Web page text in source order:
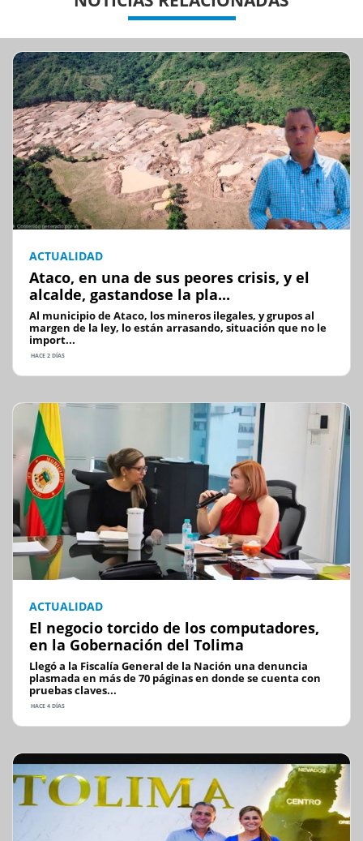
ACTUALIDAD
Ataco, en una de sus peores crisis, y el
alcalde, gastandose la pla...
Al municipio de Ataco, los mineros ilegales, y grupos al
margen de la ley, lo están arrasando, situación que no le
import...
HACE 2 DÍAS
ACTUALIDAD
El negocio torcido de los computadores,
en la Gobernación del Tolima
Llegó a la Fiscalía General de la Nación una denuncia
plasmada en más de 70 páginas en donde se cuenta con
pruebas claves...
HACE 4 DÍAS